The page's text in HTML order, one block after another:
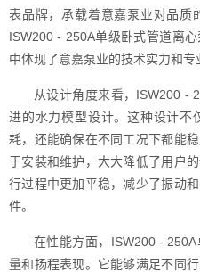
表品牌，承载着意嘉泵业对品质
ISW200 - 250A单级卧式管道离
中体现了意嘉泵业的技术实力和专
从设计角度来看，ISW200 -
进的水力模型设计。这种设计不
耗，还能确保在不同工况下都能
于安装和维护，大大降低了用户
行过程中更加平稳，减少了振动
件。
在性能方面，ISW200 -
量和扬程表现。它能够满足不同